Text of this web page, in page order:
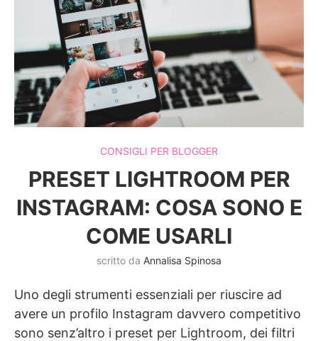
CONSIGLI PER BLOGGER
PRESET LIGHTROOM PER
INSTAGRAM: COSA SONO E
COME USARLI
scritto da Annalisa Spinosa
Uno degli strumenti essenziali per riuscire ad
avere un profilo Instagram davvero competitivo
sono senz’altro i preset per Lightroom, dei filtri